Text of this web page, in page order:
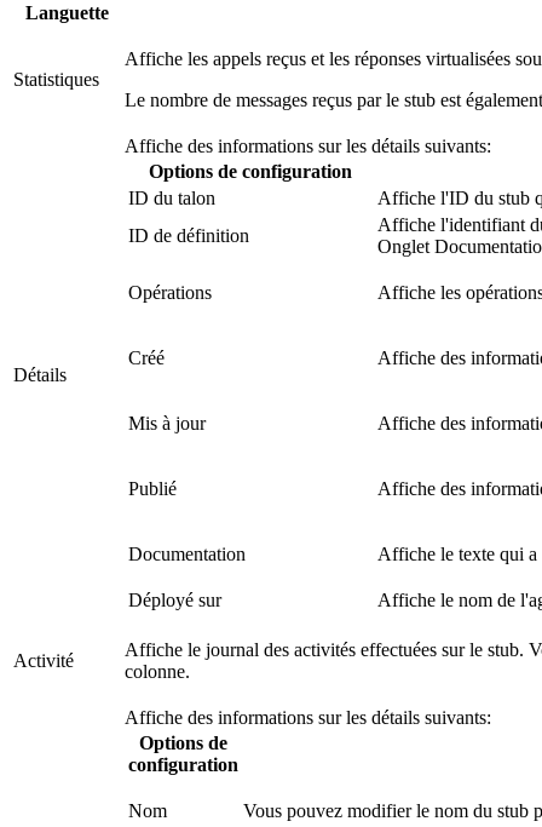
Languette
Statistiques
Affiche les appels reçus et les réponses virtualisées
Le nombre de messages reçus par le stub est
Détails
Affiche des informations sur les détails suivants:
Options de configuration
ID du talon
Affiche l'ID du stub
ID de définition
Affiche l'identifiant
Onglet
Opérations Affiche les
Créé Affiche des
Mis à jour Affiche des
Publié Affiche des
Documentation Affiche le texte qui a
Déployé sur Affiche le nom de
Activité
Affiche le journal des activités effectuées sur le stub.
colonne.
Affiche des informations sur les détails suivants:
Options de
configuration
Nom Vous pouvez modifier le nom du stub